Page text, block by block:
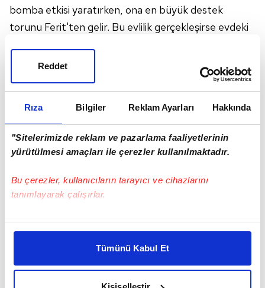
Rıza Bilgiler Reklam Ayarları Hakkında
"Sitelerimizde reklam ve pazarlama faaliyetlerinin
yürütülmesi amaçları ile çerezler kullanılmaktadır.
Bu çerezler, kullanıcıların tarayıcı ve cihazlarını
tanımlayarak çalışırlar.
Bu çerezlere izin vermeniz halinde sizlere özel
daha iyi reklam deneyimi yaşatabiliriz. Bunu yaparken
amacımızın size daha iyi bir reklam deneyimi sunmak
Tümünü Kabul Et
Reddet
bomba etkisi yaratırken, ona en büyük destek
torunu Ferit'ten gelir. Bu evlilik gerçekleşirse evdeki
donduran planları değerlendirmeye alır. Geçmişte
yaşayamadıkları güzel günleri telafi etmek isteyen
Halis Ağa ve Hattuç, evlilik sürecinde her şeyin
usulüne göre hiçbir eksik olmadan ilerlemesin ister.